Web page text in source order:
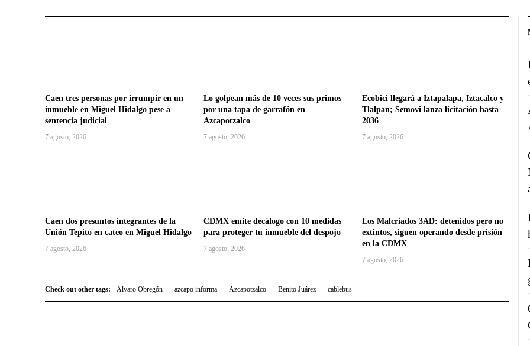
Caen tres personas por irrumpir en un
inmueble en Miguel Hidalgo pese a
sentencia judicial
7 agosto, 2026
Lo golpean más de 10 veces sus primos
por una tapa de garrafón en
Azcapotzalco
7 agosto, 2026
Ecobici llegará a Iztapalapa, Iztacalco y
Tlalpan; Semovi lanza licitación hasta
2036
7 agosto, 2026
Caen dos presuntos integrantes de la
Unión Tepito en cateo en Miguel Hidalgo
7 agosto, 2026
CDMX emite decálogo con 10 medidas
para proteger tu inmueble del despojo
7 agosto, 2026
Los Malcriados 3AD: detenidos pero no
extintos, siguen operando desde prisión
en la CDMX
7 agosto, 2026
Check out other tags: Álvaro Obregón azcapo informa Azcapotzalco Benito Juárez cablebus